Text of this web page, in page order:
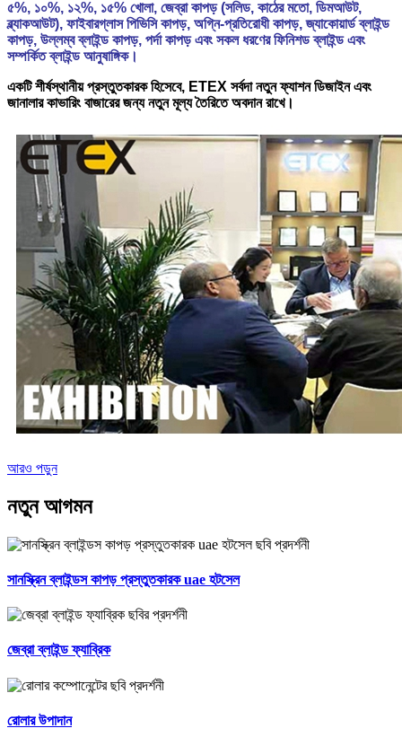
৫%, ১০%, ১২%, ১৫% খোলা, জেব্রা কাপড় (সলিড, কাঠের মতো, ডিমআউট,
ব্ল্যাকআউট), ফাইবারগ্লাস পিভিসি কাপড়, অগ্নি-প্রতিরোধী কাপড়, জ্যাকোয়ার্ড ব্লাইন্ড
কাপড়, উল্লম্ব ব্লাইন্ড কাপড়, পর্দা কাপড় এবং সকল ধরণের ফিনিশড ব্লাইন্ড এবং
সম্পর্কিত ব্লাইন্ড আনুষাঙ্গিক।
একটি শীর্ষস্থানীয় প্রস্তুতকারক হিসেবে, ETEX সর্বদা নতুন ফ্যাশন ডিজাইন এবং
জানালার কাভারিং বাজারের জন্য নতুন মূল্য তৈরিতে অবদান রাখে।
আরও পড়ুন
নতুন আগমন
সানস্ক্রিন ব্লাইন্ডস কাপড় প্রস্তুতকারক uae হটসেল
জেব্রা ব্লাইন্ড ফ্যাব্রিক
রোলার উপাদান